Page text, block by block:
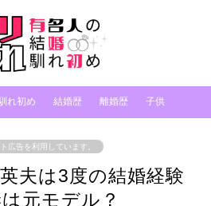
れ初め 結婚歴 離婚歴 子供
広告を利用しています。
夫は3度の結婚経験
元モデル？